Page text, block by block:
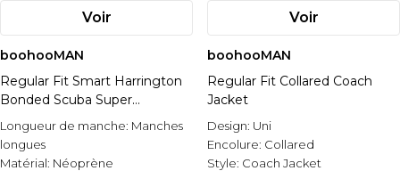
Voir
boohooMAN
Regular Fit Smart Harrington
Bonded Scuba Super
Heavyweight Embroidered
Bomber Jacket
Longueur de manche: Manches
longues
Matérial: Néoprène
Voir
boohooMAN
Regular Fit Collared Coach
Jacket
Design: Uni
Encolure: Collared
Style: Coach Jacket